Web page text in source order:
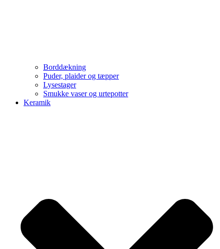
Borddækning
Puder, plaider og tæpper
Lysestager
Smukke vaser og urtepotter
Keramik